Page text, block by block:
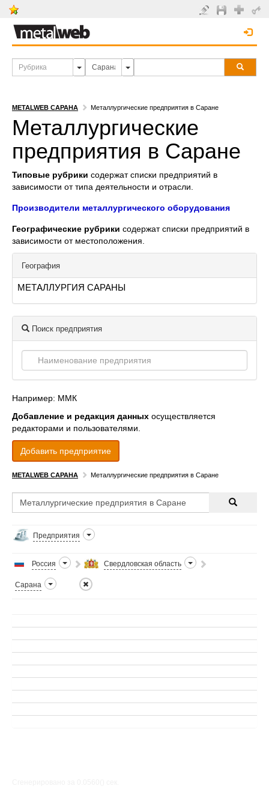
METALWEB САРАНА Металлургические предприятия в Саране
Металлургические
предприятия в Саране
Типовые рубрики содержат списки предприятий в
зависимости от типа деятельности и отрасли.
Производители металлургического оборудования
Географические рубрики содержат списки предприятий в
зависимости от местоположения.
География
МЕТАЛЛУРГИЯ САРАНЫ
Поиск предприятия
Например: ММК
Добавление и редакция данных осуществляется
редакторами и пользователями.
Добавить предприятие
METALWEB САРАНА Металлургические предприятия в Саране
Предприятия
Россия Свердловская область
Сарана